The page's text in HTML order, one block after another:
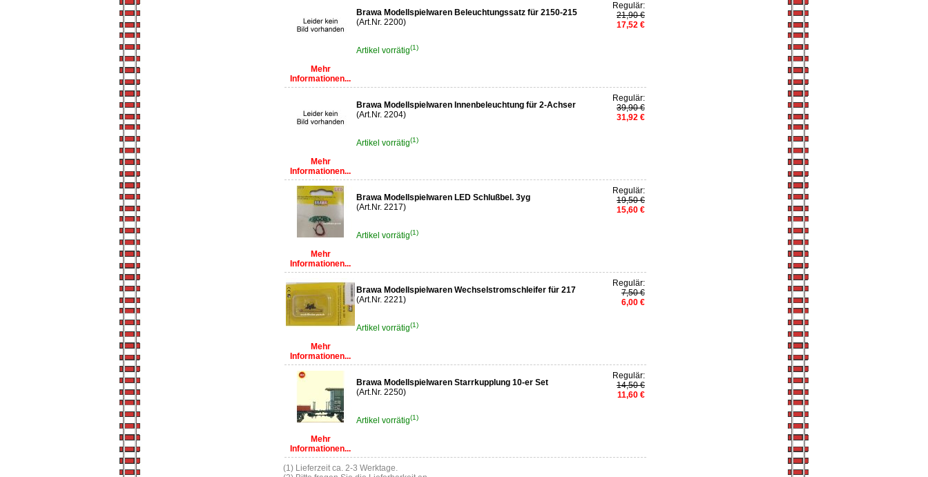
Mehr
Informationen...
Brawa Modellspielwaren Beleuchtungssatz für 2150-215
(Art.Nr. 2200)
Artikel vorrätig(1)
Regulär:
21,90 €
17,52 €
Mehr
Informationen...
Brawa Modellspielwaren Innenbeleuchtung für 2-Achser
(Art.Nr. 2204)
Artikel vorrätig(1)
Regulär:
39,90 €
31,92 €
Mehr
Informationen...
Brawa Modellspielwaren LED Schlußbel. 3yg
(Art.Nr. 2217)
Artikel vorrätig(1)
Regulär:
19,50 €
15,60 €
Mehr
Informationen...
Brawa Modellspielwaren Wechselstromschleifer für 217
(Art.Nr. 2221)
Artikel vorrätig(1)
Regulär:
7,50 €
6,00 €
Mehr
Informationen...
Brawa Modellspielwaren Starrkupplung 10-er Set
(Art.Nr. 2250)
Artikel vorrätig(1)
Regulär:
14,50 €
11,60 €
(1) Lieferzeit ca. 2-3 Werktage.